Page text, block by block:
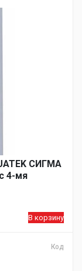
СИГМА
4-мя
В корзину
Код